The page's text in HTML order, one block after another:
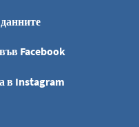
Facebook
в Instagram